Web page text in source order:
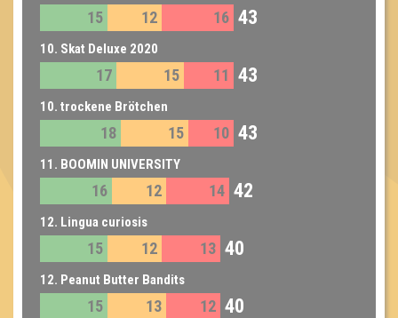
15 12 16 43
10. Skat Deluxe 2020
17 15 11 43
10. trockene Brötchen
18 15 10 43
11. BOOMIN UNIVERSITY
16 12 14 42
12. Lingua curiosis
15 12 13 40
12. Peanut Butter Bandits
15 13 12 40